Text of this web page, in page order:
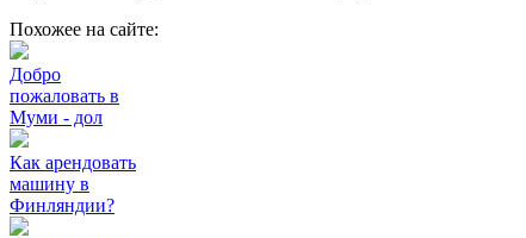
Похожее на сайте:
Добро
пожаловать в
Муми - дол
Как арендовать
машину в
Финляндии?